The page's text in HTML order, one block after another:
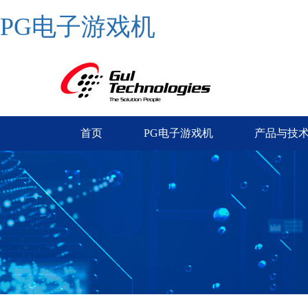
PG电子游戏机
首页 PG电子游戏机 产品与技